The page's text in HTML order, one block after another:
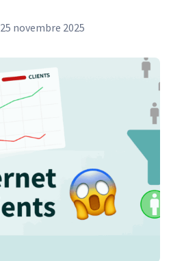
25 novembre 2025